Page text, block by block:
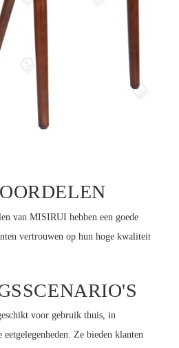
van MISIRUI hebben een goede
vertrouwen op hun hoge kwaliteit
voor gebruik thuis, in
eetgelegenheden. Ze bieden klanten